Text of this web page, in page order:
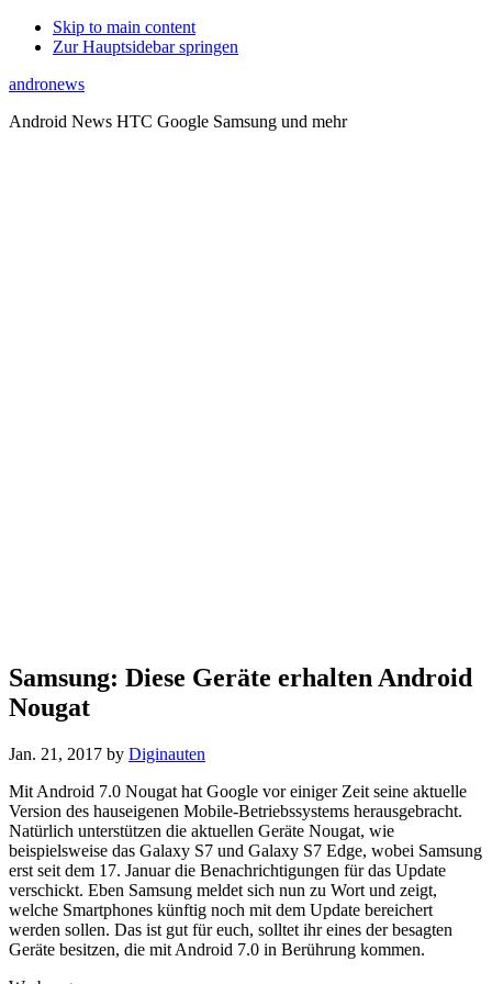
Skip to main content
Zur Hauptsidebar springen
andronews
Android News HTC Google Samsung und mehr
Samsung: Diese Geräte erhalten Android
Nougat
Jan. 21, 2017 by Diginauten
Mit Android 7.0 Nougat hat Google vor einiger Zeit seine aktuelle
Version des hauseigenen Mobile-Betriebssystems herausgebracht.
Natürlich unterstützen die aktuellen Geräte Nougat, wie
beispielsweise das Galaxy S7 und Galaxy S7 Edge, wobei Samsung
erst seit dem 17. Januar die Benachrichtigungen für das Update
verschickt. Eben Samsung meldet sich nun zu Wort und zeigt,
welche Smartphones künftig noch mit dem Update bereichert
werden sollen. Das ist gut für euch, solltet ihr eines der besagten
Geräte besitzen, die mit Android 7.0 in Berührung kommen.